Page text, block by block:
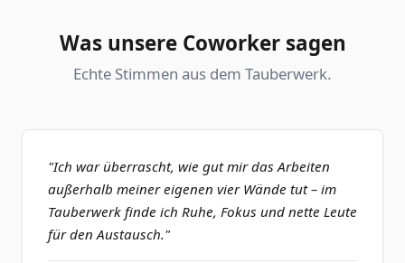
Was unsere Coworker sagen
Echte Stimmen aus dem Tauberwerk.
"Ich war überrascht, wie gut mir das Arbeiten
außerhalb meiner eigenen vier Wände tut – im
Tauberwerk finde ich Ruhe, Fokus und nette Leute
für den Austausch."